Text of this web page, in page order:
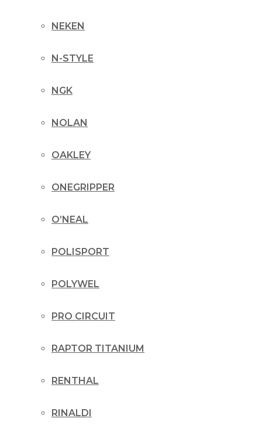
NEKEN
N-STYLE
NGK
NOLAN
OAKLEY
ONEGRIPPER
O’NEAL
POLISPORT
POLYWEL
PRO CIRCUIT
RAPTOR TITANIUM
RENTHAL
RINALDI